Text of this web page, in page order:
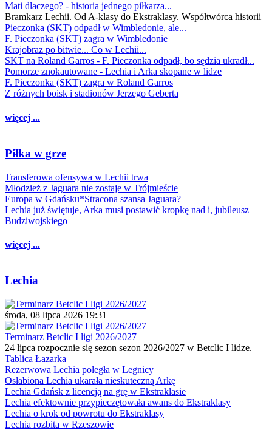
Mati dlaczego? - historia jednego piłkarza...
Bramkarz Lechii. Od A-klasy do Ekstraklasy. Współtwórca historii
Pieczonka (SKT) odpadł w Wimbledonie, ale...
F. Pieczonka (SKT) zagra w Wimbledonie
Krajobraz po bitwie... Co w Lechii...
SKT na Roland Garros - F. Pieczonka odpadł, bo sędzia ukradł...
Pomorze znokautowane - Lechia i Arka skopane w lidze
F. Pieczonka (SKT) zagra w Roland Garros
Z różnych boisk i stadionów Jerzego Geberta
więcej ...
Piłka w grze
Transferowa ofensywa w Lechii trwa
Młodzież z Jaguara nie zostaje w Trójmieście
Europa w Gdańsku*Stracona szansa Jaguara?
Lechia już świętuje, Arka musi postawić kropkę nad i, jubileusz
Budziwojskiego
więcej ...
Lechia
środa, 08 lipca 2026 19:31
Terminarz Betclic I ligi 2026/2027
24 lipca rozpocznie się sezon sezon 2026/2027 w Betclic I lidze.
Tablica Łazarka
Rezerwowa Lechia poległa w Legnicy
Osłabiona Lechia ukarała nieskuteczną Arkę
Lechia Gdańsk z licencją na grę w Ekstraklasie
Lechia efektownie przypieczętowała awans do Ekstraklasy
Lechia o krok od powrotu do Ekstraklasy
Lechia rozbita w Rzeszowie